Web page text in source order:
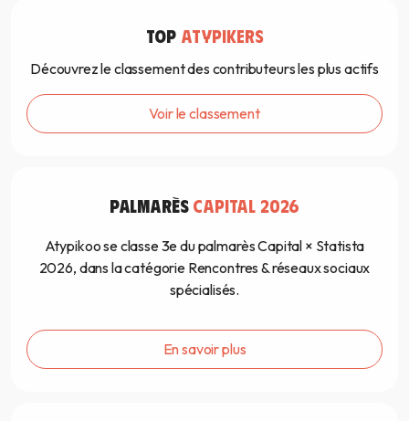
TOP ATYPIKERS
Découvrez le classement des contributeurs les plus actifs
Voir le classement
PALMARÈS CAPITAL 2026
Atypikoo se classe 3e du palmarès Capital × Statista
2026, dans la catégorie Rencontres & réseaux sociaux
spécialisés.
En savoir plus